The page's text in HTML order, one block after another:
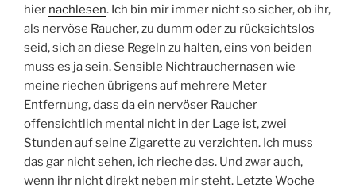
hier nachlesen. Ich bin mir immer nicht so sicher, ob ihr,
als nervöse Raucher, zu dumm oder zu rücksichtslos
seid, sich an diese Regeln zu halten, eins von beiden
muss es ja sein. Sensible Nichtrauchernasen wie
meine riechen übrigens auf mehrere Meter
Entfernung, dass da ein nervöser Raucher
offensichtlich mental nicht in der Lage ist, zwei
Stunden auf seine Zigarette zu verzichten. Ich muss
das gar nicht sehen, ich rieche das. Und zwar auch,
wenn ihr nicht direkt neben mir steht. Letzte Woche